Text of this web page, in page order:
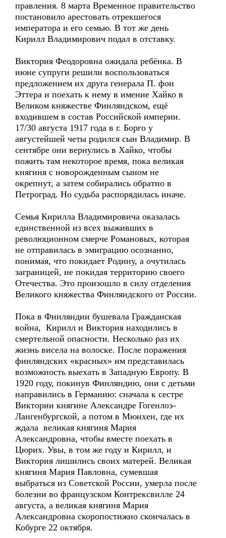
правления. 8 марта Временное правительство
постановило арестовать отрекшегося
императора и его семью. В тот же день
Кирилл Владимирович подал в отставку.
Виктория Феодоровна ожидала ребёнка. В
июне супруги решили воспользоваться
предложением их друга генерала П. фон
Эттера и поехать к нему в имение Хайко в
Великом княжестве Финляндском, ещё
входившем в состав Российской империи.
17/30 августа 1917 года в г. Борго у
августейшей четы родился сын Владимир. В
сентябре они вернулись в Хайко, чтобы
пожить там некоторое время, пока великая
княгиня с новорожденным сыном не
окрепнут, а затем собирались обратно в
Петроград. Но судьба распорядилась иначе.
Семья Кирилла Владимировича оказалась
единственной из всех выживших в
революционном смерче Романовых, которая
не отправилась в эмиграцию осознанно,
понимая, что покидает Родину, а очутилась
заграницей, не покидая территорию своего
Отечества. Это произошло в силу отделения
Великого княжества Финляндского от России.
Пока в Финляндии бушевала Гражданская
война, Кирилл и Виктория находились в
смертельной опасности. Несколько раз их
жизнь висела на волоске. После поражения
финляндских «красных» им представилась
возможность выехать в Западную Европу. В
1920 году, покинув Финляндию, они с детьми
направились в Германию: сначала к сестре
Виктории княгине Александре Гогенлоэ-
Лангенбургской, а потом в Мюнхен, где их
ждала великая княгиня Мария
Александровна, чтобы вместе поехать в
Цюрих. Увы, в том же году и Кирилл, и
Виктория лишились своих матерей. Великая
княгиня Мария Павловна, сумевшая
выбраться из Советской России, умерла после
болезни во французском Контрексвилле 24
августа, а великая княгиня Мария
Александровна скоропостижно скончалась в
Кобурге 22 октября.